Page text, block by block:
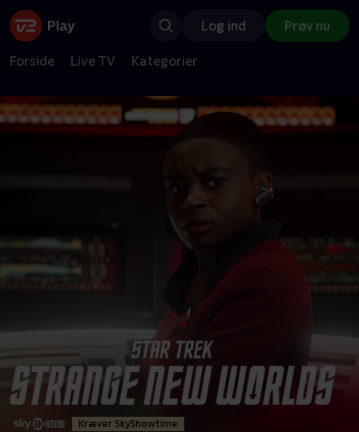
Log ind Prøv nu
Forside Live TV Kategorier
Kræver SkyShowtime